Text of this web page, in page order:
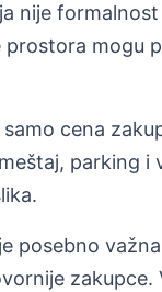
nije
prostora mogu
cena
parking i
posebno